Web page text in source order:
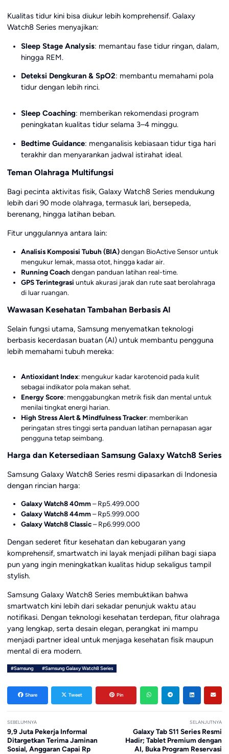
Kualitas tidur kini bisa diukur lebih komprehensif. Galaxy
Watch8 Series menyajikan:
Sleep Stage Analysis: memantau fase tidur ringan, dalam,
hingga REM.
Deteksi Dengkuran & SpO2: membantu memahami pola
tidur dengan lebih rinci.
Sleep Coaching: memberikan rekomendasi program
peningkatan kualitas tidur selama 3–4 minggu.
Bedtime Guidance: menganalisis kebiasaan tidur tiga hari
terakhir dan menyarankan jadwal istirahat ideal.
Teman Olahraga Multifungsi
Bagi pecinta aktivitas fisik, Galaxy Watch8 Series mendukung
lebih dari 90 mode olahraga, termasuk lari, bersepeda,
berenang, hingga latihan beban.
Fitur unggulannya antara lain:
Analisis Komposisi Tubuh (BIA)dengan BioActive Sensor untuk
mengukur lemak, massa otot, hingga kadar air.
Running Coachdengan panduan latihan real-time.
GPS Terintegrasi untuk akurasi jarak dan rute saat berolahraga
di luar ruangan.
Wawasan Kesehatan Tambahan Berbasis AI
Selain fungsi utama, Samsung menyematkan teknologi
berbasis kecerdasan buatan (AI) untuk membantu pengguna
lebih memahami tubuh mereka:
Antioxidant Index: mengukur kadar karotenoid pada kulit
sebagai indikator pola makan sehat.
Energy Score: menggabungkan metrik fisik dan mental untuk
menilai tingkat energi harian.
High Stress Alert & Mindfulness Tracker: memberikan
peringatan stres tinggi serta panduan latihan pernapasan agar
pengguna tetap seimbang.
Harga dan Ketersediaan Samsung Galaxy Watch8 Series
Samsung Galaxy Watch8 Series resmi dipasarkan di Indonesia
dengan rincian harga:
Galaxy Watch8 40mm– Rp5.499.000
Galaxy Watch8 44mm– Rp5.999.000
Galaxy Watch8 Classic– Rp6.999.000
Dengan sederet fitur kesehatan dan kebugaran yang
komprehensif, smartwatch ini layak menjadi pilihan bagi siapa
pun yang ingin meningkatkan kualitas hidup sekaligus tampil
stylish.
Samsung Galaxy Watch8 Series membuktikan bahwa
smartwatch kini lebih dari sekadar penunjuk waktu atau
notifikasi. Dengan teknologi kesehatan terdepan, fitur olahraga
yang lengkap, serta desain elegan, perangkat ini mampu
menjadi partner ideal untuk menjaga kesehatan fisik maupun
mental di era modern.
#Samsung #Samsung Galaxy Watch8 Series
Share Tweet Pin
SEBELUMNYA
9,9 Juta Pekerja Informal
Ditargetkan Terima Jaminan
Sosial, Anggaran Capai Rp
SELANJUTNYA
Galaxy Tab S11 Series Resmi
Hadir; Tablet Premium dengan
AI, Buka Program Reservasi